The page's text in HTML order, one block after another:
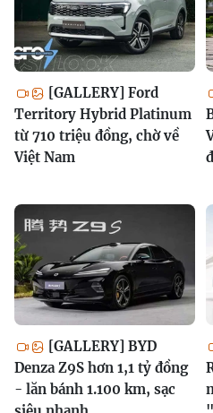
[GALLERY] Ford
Territory Hybrid Platinum
từ 710 triệu đồng, chờ về
Việt Nam
[GALLERY] BYD
Denza Z9S hơn 1,1 tỷ đồng
- lăn bánh 1.100 km, sạc